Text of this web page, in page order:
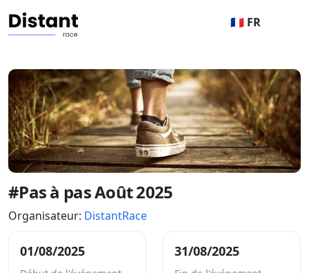
🇫🇷 FR
#Pas à pas Août 2025
Organisateur: DistantRace
01/08/2025 31/08/2025